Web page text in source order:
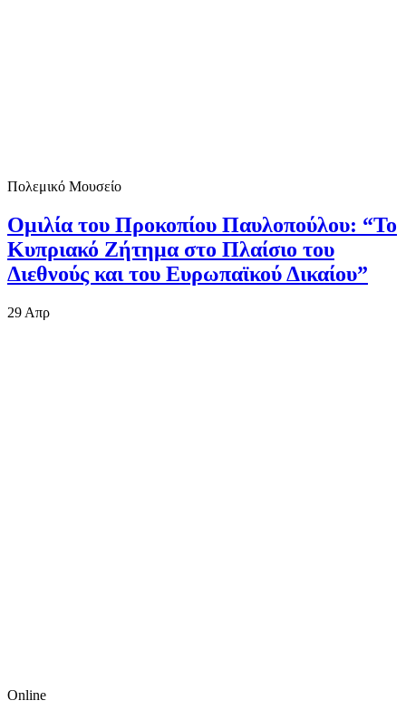
Πολεμικό Μουσείο
Ομιλία του Προκοπίου Παυλοπούλου: “Το
Κυπριακό Ζήτημα στο Πλαίσιο του
Διεθνούς και του Ευρωπαϊκού Δικαίου”
29 Απρ
Online